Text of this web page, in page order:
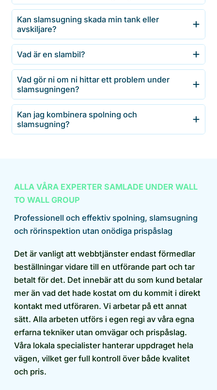
Kan slamsugning skada min tank eller
avskiljare?
Vad är en slambil?
Vad gör ni om ni hittar ett problem under
slamsugningen?
Kan jag kombinera spolning och
slamsugning?
ALLA VÅRA EXPERTER SAMLADE UNDER WALL
TO WALL GROUP
Professionell och effektiv spolning, slamsugning
och rörinspektion utan onödiga prispåslag
Det är vanligt att webbtjänster endast förmedlar
beställningar vidare till en utförande part och tar
betalt för det. Det innebär att du som kund betalar
mer än vad det hade kostat om du kommit i direkt
kontakt med utföraren. Vi arbetar på ett annat
sätt. Alla arbeten utförs i egen regi av våra egna
erfarna tekniker utan omvägar och prispåslag.
Våra lokala specialister hanterar uppdraget hela
vägen, vilket ger full kontroll över både kvalitet
och pris.